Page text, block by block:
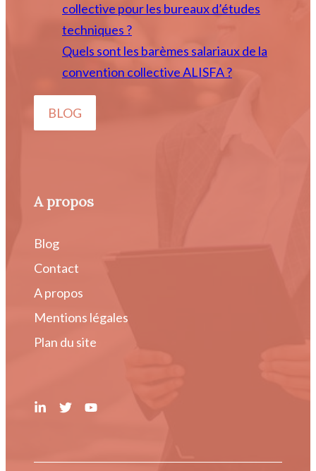
collective pour les bureaux d’études
techniques ?
Quels sont les barèmes salariaux de la
convention collective ALISFA ?
BLOG
A propos
Blog
Contact
A propos
Mentions légales
Plan du site